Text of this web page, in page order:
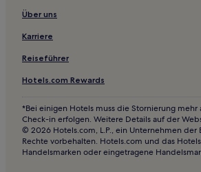
Lgbtqia-Freundliche in Fort Myers
Günstige in Naples Park
Haustierfreundliche in Naples Park
Familien in Naples Park
Hotels mit Casino in Southwest Florida
Luxus in Southwest Florida
Günstige in Southwest Florida
Familien in Southwest Florida
Über uns
Karriere
Reiseführer
Hotels.com Rewards
*Bei einigen Hotels muss die Stornierung mehr
Check-in erfolgen. Weitere Details auf der
© 2026 Hotels.com, L.P., ein Unternehmen der
Rechte vorbehalten. Hotels.com und das
Handelsmarken oder eingetragene